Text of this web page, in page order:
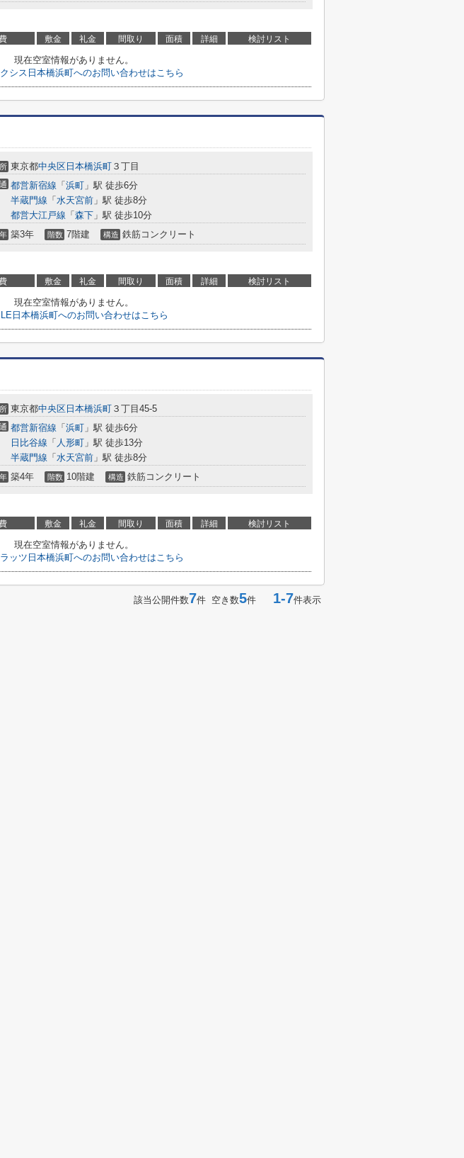
敷金 礼金 間取り 面積 詳細 検討リスト
現在空室情報がありません。
シス日本橋浜町へのお問い合わせはこちら
東京都中央区 日本橋浜町 ３丁目
都営新宿線 「 浜町 」駅 徒歩6分
半蔵門線 「 水天宮前 」駅 徒歩8分
都営大江戸線 「 森下 」駅 徒歩10分
築3年 階数 7階建 構造 鉄筋コンクリート
敷金 礼金 間取り 面積 詳細 検討リスト
現在空室情報がありません。
日本橋浜町へのお問い合わせはこちら
東京都中央区 日本橋浜町 ３丁目45-5
都営新宿線 「 浜町 」駅 徒歩6分
日比谷線 「 人形町 」駅 徒歩13分
半蔵門線 「 水天宮前 」駅 徒歩8分
築4年 階数 10階建 構造 鉄筋コンクリート
敷金 礼金 間取り 面積 詳細 検討リスト
現在空室情報がありません。
ッツ日本橋浜町へのお問い合わせはこちら
該当公開件数7件 空き数5件 1-7件表示